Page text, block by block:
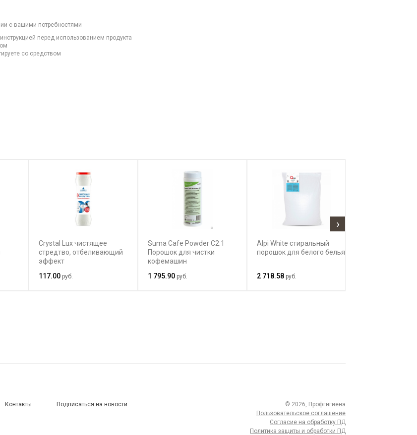
с вашими потребностями
перед использованием продукта
со средством
Crystal Lux чистящее
стредтво, отбеливающий
эффект
117.00 руб.
Suma Cafe Powder C2.1
Порошок для чистки
кофемашин
1 795.90 руб.
Alpi White стиральный
порошок для белого белья
2 718.58 руб.
›
Контакты Подписаться на новости
© 2026, Профгигиена
Пользовательское соглашение
Согласие на обработку ПД
Политика защиты и обработки ПД